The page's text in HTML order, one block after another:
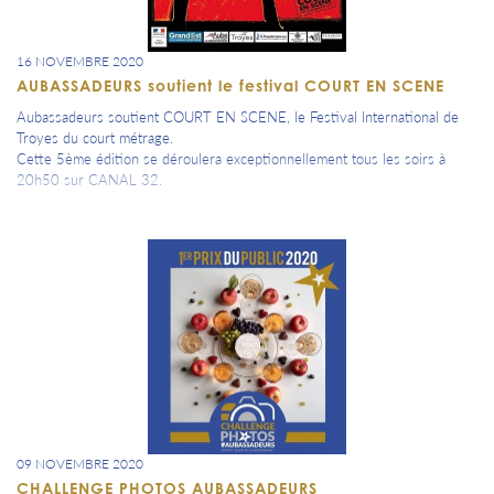
16 NOVEMBRE 2020
AUBASSADEURS soutient le festival COURT EN SCENE
Aubassadeurs soutient COURT EN SCENE, le Festival International de
Troyes du court métrage.
Cette 5ème édition se déroulera exceptionnellement tous les soirs à
20h50 sur CANAL 32.
09 NOVEMBRE 2020
CHALLENGE PHOTOS AUBASSADEURS